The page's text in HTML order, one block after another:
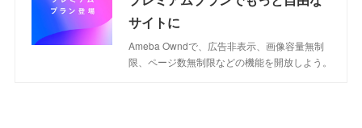
サイトに
Ameba Owndで、広告非表示、画像容量無制
限、ページ数無制限などの機能を開放しよう。